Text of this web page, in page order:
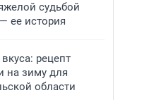
судьбой
ее история
рецепт
на зиму для
области